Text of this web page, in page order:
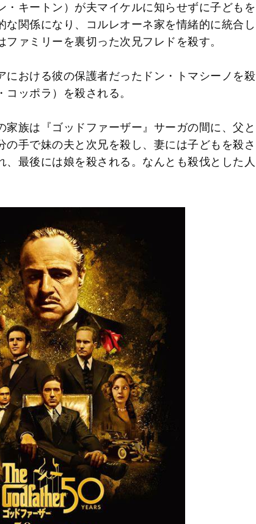
・キートン）が夫マイケルに知らせずに子どもを
な関係になり、コルレオーネ家を情緒的に統合し
ァミリーを裏切った次兄フレドを殺す。
における彼の保護者だったドン・トマシーノを殺
ッポラ）を殺される。
家族は『ゴッドファーザー』サーガの間に、父と
の手で妹の夫と次兄を殺し、妻には子どもを殺さ
、最後には娘を殺される。なんとも殺伐とした人